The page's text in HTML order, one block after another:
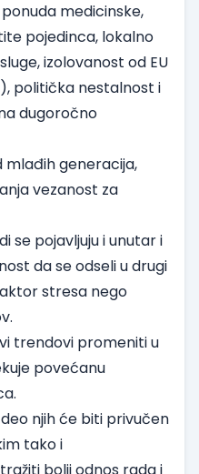
medicinske,
pojedinca, lokalno
izolovanost od EU
politička nestalnost i
dugoročno
mlađih generacija,
vezanost za
se pojavljuju i unutar i
da se odseli u drugi
stresa nego
trendovi promeniti u
povećanu
njih će biti privučen
tako i